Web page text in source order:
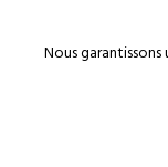
Nous